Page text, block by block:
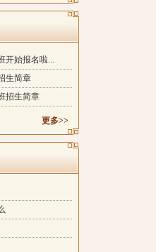
开始报名啦...
生简章
招生简章
更多>>